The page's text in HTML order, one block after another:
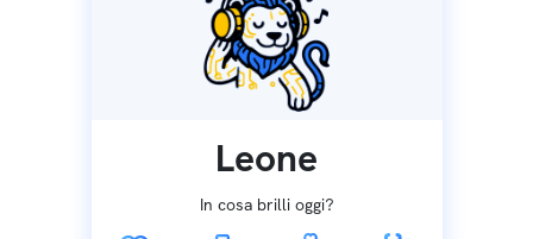
Leone
In cosa brilli oggi?